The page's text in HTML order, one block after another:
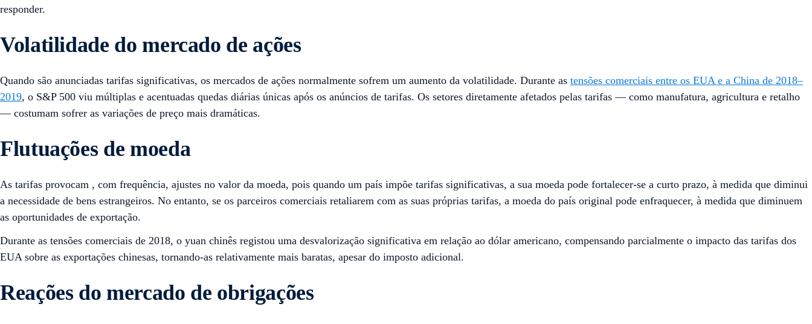
responder.
Volatilidade do mercado de ações
Quando são anunciadas tarifas significativas, os mercados de ações normalmente sofrem um aumento da volatilidade. Durante as tensões comerciais entre os EUA e a China de 2018–
2019, o S&P 500 viu múltiplas e acentuadas quedas diárias únicas após os anúncios de tarifas. Os setores diretamente afetados pelas tarifas — como manufatura, agricultura e retalho
— costumam sofrer as variações de preço mais dramáticas.
Flutuações de moeda
As tarifas provocam , com frequência, ajustes no valor da moeda, pois quando um país impõe tarifas significativas, a sua moeda pode fortalecer-se a curto prazo, à medida que diminui
a necessidade de bens estrangeiros. No entanto, se os parceiros comerciais retaliarem com as suas próprias tarifas, a moeda do país original pode enfraquecer, à medida que diminuem
as oportunidades de exportação.
Durante as tensões comerciais de 2018, o yuan chinês registou uma desvalorização significativa em relação ao dólar americano, compensando parcialmente o impacto das tarifas dos
EUA sobre as exportações chinesas, tornando-as relativamente mais baratas, apesar do imposto adicional.
Reações do mercado de obrigações